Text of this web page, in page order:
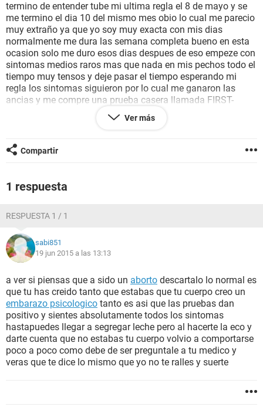
SEXUALIDAD
GLOSARIO
termino de entender tube mi ultima regla el 8 de mayo y se
me termino el dia 10 del mismo mes obio lo cual me parecio
muy extraño ya que yo soy muy exacta con mis dias
normalmente me dura las semana completa bueno en esta
ocasion solo me duro esos dias despues de eso empeze con
sintomas medios raros mas que nada en mis pechos todo el
tiempo muy tensos y deje pasar el tiempo esperando mi
regla los sintomas siguieron por lo cual me ganaron las
ancias y me compre una prueba casera llamada FIRST-
RESPONSE me la rialize el dia 8 de junio y me dio positivo el
dia 11 acudi a aserme un eco y no salio nada para el dia 13
colicos el cual me duro asta el dia 15 =( el dia 16 me
rializeun eco vajinal y no se vio nada mi matris estaba
no traia sangrado solo colicos la cual me dio negativo y mi
ginecologo me dijo que fue un eror en la prueba casera y que
Ver más
Compartir
1 respuesta
RESPUESTA 1 / 1
sabi851
19 jun 2015 a las 13:13
a ver si piensas que a sido un aborto descartalo lo normal es
que tu has creido tanto que estabas que tu cuerpo creo un
embarazo psicologico tanto es asi que las pruebas dan
positivo y sientes absolutamente todos los sintomas
hastapuedes llegar a segregar leche pero al hacerte la eco y
darte cuenta que no estabas tu cuerpo volvio a comportarse
poco a poco como debe de ser preguntale a tu medico y
veras que te dice lo mismo que yo no te ralles y suerte